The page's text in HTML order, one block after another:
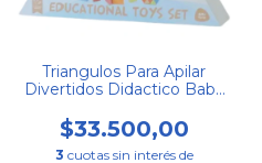
Triangulos Para Apilar
Divertidos Didactico Baby
$33.500,00
3 cuotas sin interés de